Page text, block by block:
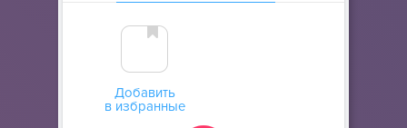
Добавить
в избранные